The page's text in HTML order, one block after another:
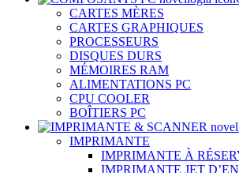
CARTES MÈRES
CARTES GRAPHIQUES
PROCESSEURS
DISQUES DURS
MÉMOIRES RAM
ALIMENTATIONS PC
CPU COOLER
BOÎTIERS PC
IMPRIMANTE
IMPRIMANTE À
IMPRIMANTE JET